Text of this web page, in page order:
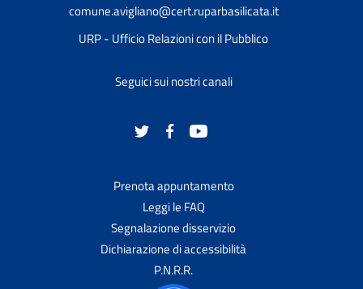
comune.avigliano@cert.ruparbasilicata.it
URP - Ufficio Relazioni con il Pubblico
Seguici sui nostri canali
Prenota appuntamento
Leggi le FAQ
Segnalazione disservizio
Dichiarazione di accessibilità
P.N.R.R.